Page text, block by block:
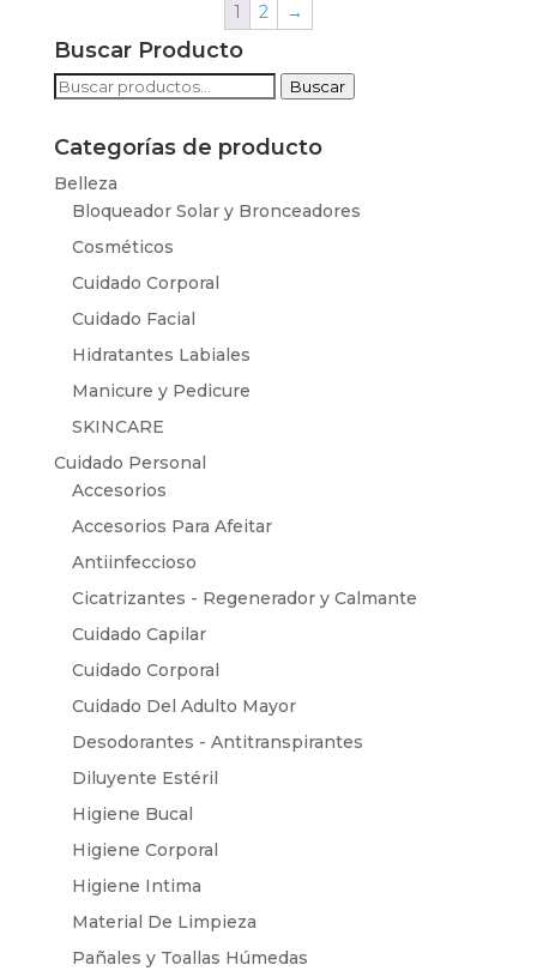
1 2 →
Buscar Producto
Buscar
Buscar
Categorías de producto
Belleza
Bloqueador Solar y Bronceadores
Cosméticos
Cuidado Corporal
Cuidado Facial
Hidratantes Labiales
Manicure y Pedicure
SKINCARE
Cuidado Personal
Accesorios
Accesorios Para Afeitar
Antiinfeccioso
Cicatrizantes - Regenerador y Calmante
Cuidado Capilar
Cuidado Corporal
Cuidado Del Adulto Mayor
Desodorantes - Antitranspirantes
Diluyente Estéril
Higiene Bucal
Higiene Corporal
Higiene Intima
Material De Limpieza
Pañales y Toallas Húmedas